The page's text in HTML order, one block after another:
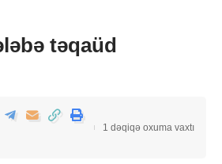
təqaüd
1 dəqiqə oxuma vaxtı